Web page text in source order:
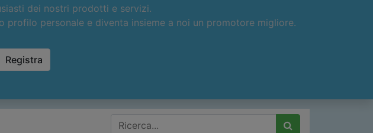
dei nostri prodotti e servizi.
personale e diventa insieme a noi un promotore migliore.
Registra